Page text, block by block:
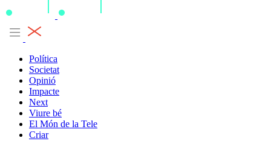
Política
Societat
Opinió
Impacte
Next
Viure bé
El Món de la Tele
Criar